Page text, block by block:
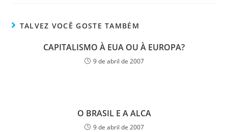
TALVEZ VOCÊ GOSTE TAMBÉM
CAPITALISMO À EUA OU À EUROPA?
9 de abril de 2007
O BRASIL E A ALCA
9 de abril de 2007